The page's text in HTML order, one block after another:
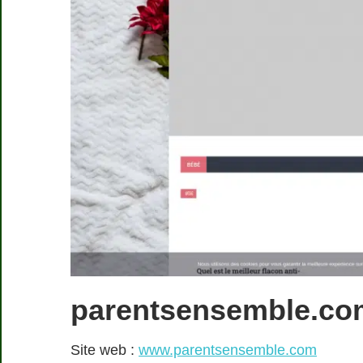
Site web : www.parentsensemble.com